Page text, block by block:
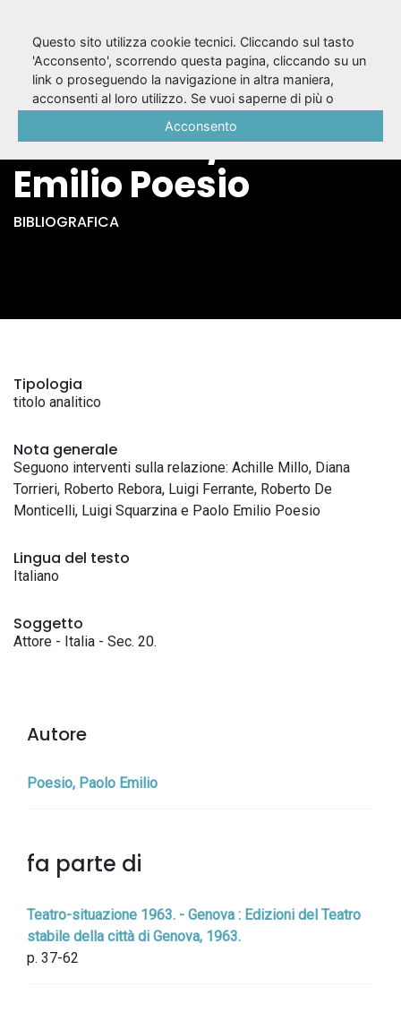
Responsabilità
dell'attore / Paolo
Emilio Poesio
BIBLIOGRAFICA
Tipologia
titolo analitico
Nota generale
Seguono interventi sulla relazione: Achille Millo, Diana
Torrieri, Roberto Rebora, Luigi Ferrante, Roberto De
Monticelli, Luigi Squarzina e Paolo Emilio Poesio
Lingua del testo
Italiano
Soggetto
Attore - Italia - Sec. 20.
Autore
Poesio, Paolo Emilio
fa parte di
Teatro-situazione 1963. - Genova : Edizioni del Teatro
stabile della città di Genova, 1963.
p. 37-62
Questo sito utilizza cookie tecnici. Cliccando sul tasto
'Acconsento', scorrendo questa pagina, cliccando su un
link o proseguendo la navigazione in altra maniera,
acconsenti al loro utilizzo. Se vuoi saperne di più o
Acconsento